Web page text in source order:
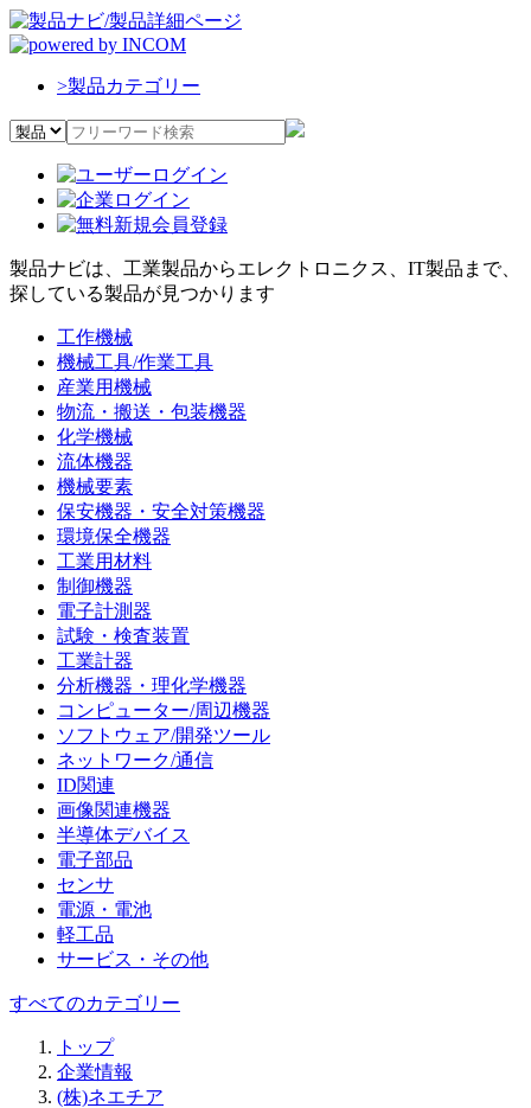
>製品カテゴリー
製品ナビは、工業製品からエレクトロニクス、IT製品まで、
探している製品が見つかります
工作機械
機械工具/作業工具
産業用機械
物流・搬送・包装機器
化学機械
流体機器
機械要素
保安機器・安全対策機器
環境保全機器
工業用材料
制御機器
電子計測器
試験・検査装置
工業計器
分析機器・理化学機器
コンピューター/周辺機器
ソフトウェア/開発ツール
ネットワーク/通信
ID関連
画像関連機器
半導体デバイス
電子部品
センサ
電源・電池
軽工品
サービス・その他
すべてのカテゴリー
トップ
企業情報
(株)ネエチア